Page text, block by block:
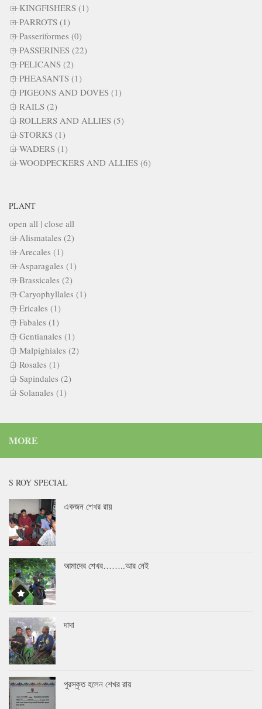
KINGFISHERS (1)
PARROTS (1)
Passeriformes (0)
PASSERINES (22)
PELICANS (2)
PHEASANTS (1)
PIGEONS AND DOVES (1)
RAILS (2)
ROLLERS AND ALLIES (5)
STORKS (1)
WADERS (1)
WOODPECKERS AND ALLIES (6)
PLANT
open all | close all
Alismatales (2)
Arecales (1)
Asparagales (1)
Brassicales (2)
Caryophyllales (1)
Ericales (1)
Fabales (1)
Gentianales (1)
Malpighiales (2)
Rosales (1)
Sapindales (2)
Solanales (1)
MORE
S ROY SPECIAL
একজন শেখর রায়
আমাদের শেখর……..আর নেই
দাদা
পুরস্কৃত হলেন শেখর রায়